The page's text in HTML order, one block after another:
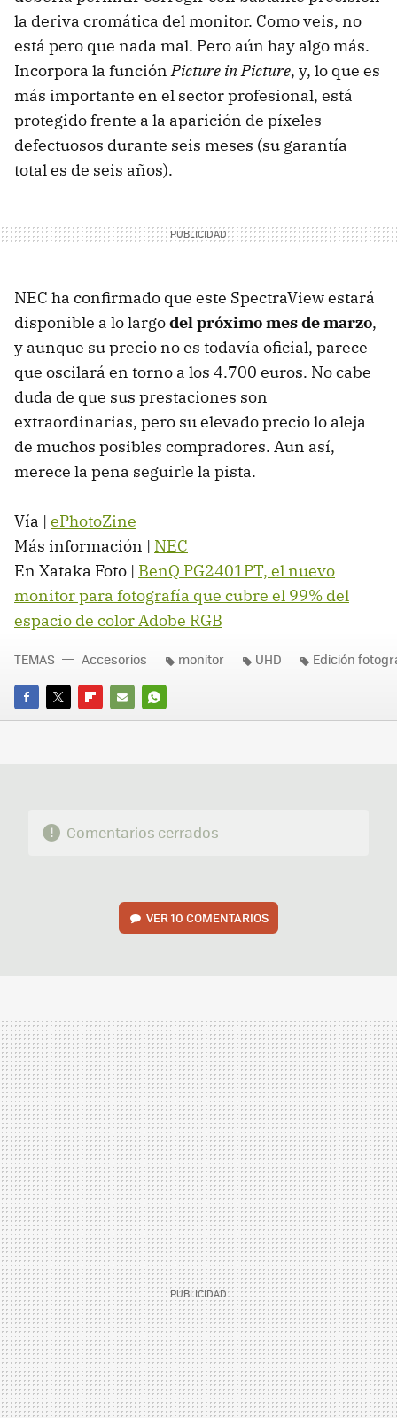
la deriva cromática del monitor. Como veis, no
está pero que nada mal. Pero aún hay algo más.
Incorpora la funciónPicture in Picture, y, lo que es
más importante en el sector profesional, está
protegido frente a la aparición de píxeles
defectuosos durante seis meses (su garantía
total es de seis años).
NEC ha confirmado que este SpectraView estará
disponible a lo largodel próximo mes de marzo,
y aunque su precio no es todavía oficial, parece
que oscilará en torno a los 4.700 euros. No cabe
duda de que sus prestaciones son
extraordinarias, pero su elevado precio lo aleja
de muchos posibles compradores. Aun así,
merece la pena seguirle la pista.
Vía | ePhotoZine
Más información | NEC
En Xataka Foto | BenQ PG2401PT, el nuevo
monitor para fotografía que cubre el 99% del
espacio de color Adobe RGB
FACEBOOK
TWITTERFLIPBOARD
E-
WHATSAPP
TEMAS Accesorios monitor UHD Edición
Comentarios cerrados
VER 10 COMENTARIOS